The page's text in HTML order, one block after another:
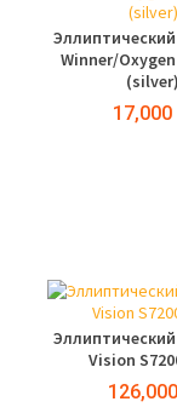
Winner/
(silver)
17,000
Vision